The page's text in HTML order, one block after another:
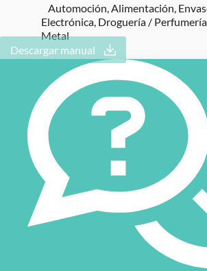
Automoción Alimentación
Electrónica Droguería / Perfumería
Metal
Descargar manual